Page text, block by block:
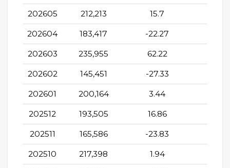
202605 212,213 15.7
202604 183,417 -22.27
202603 235,955 62.22
202602 145,451 -27.33
202601 200,164 3.44
202512 193,505 16.86
202511 165,586 -23.83
202510 217,398 1.94